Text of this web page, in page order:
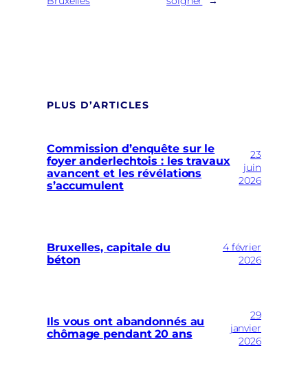
PLUS D’ARTICLES
Commission d’enquête sur le
foyer anderlechtois : les travaux
avancent et les révélations
s’accumulent
23
juin
2026
Bruxelles, capitale du
béton
4 février
2026
Ils vous ont abandonnés au
chômage pendant 20 ans
29
janvier
2026